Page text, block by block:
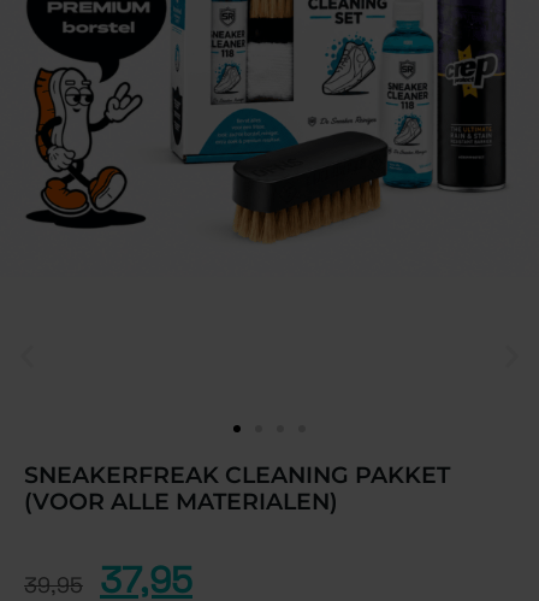
SNEAKERFREAK CLEANING PAKKET
(VOOR ALLE MATERIALEN)
39,95 37,95